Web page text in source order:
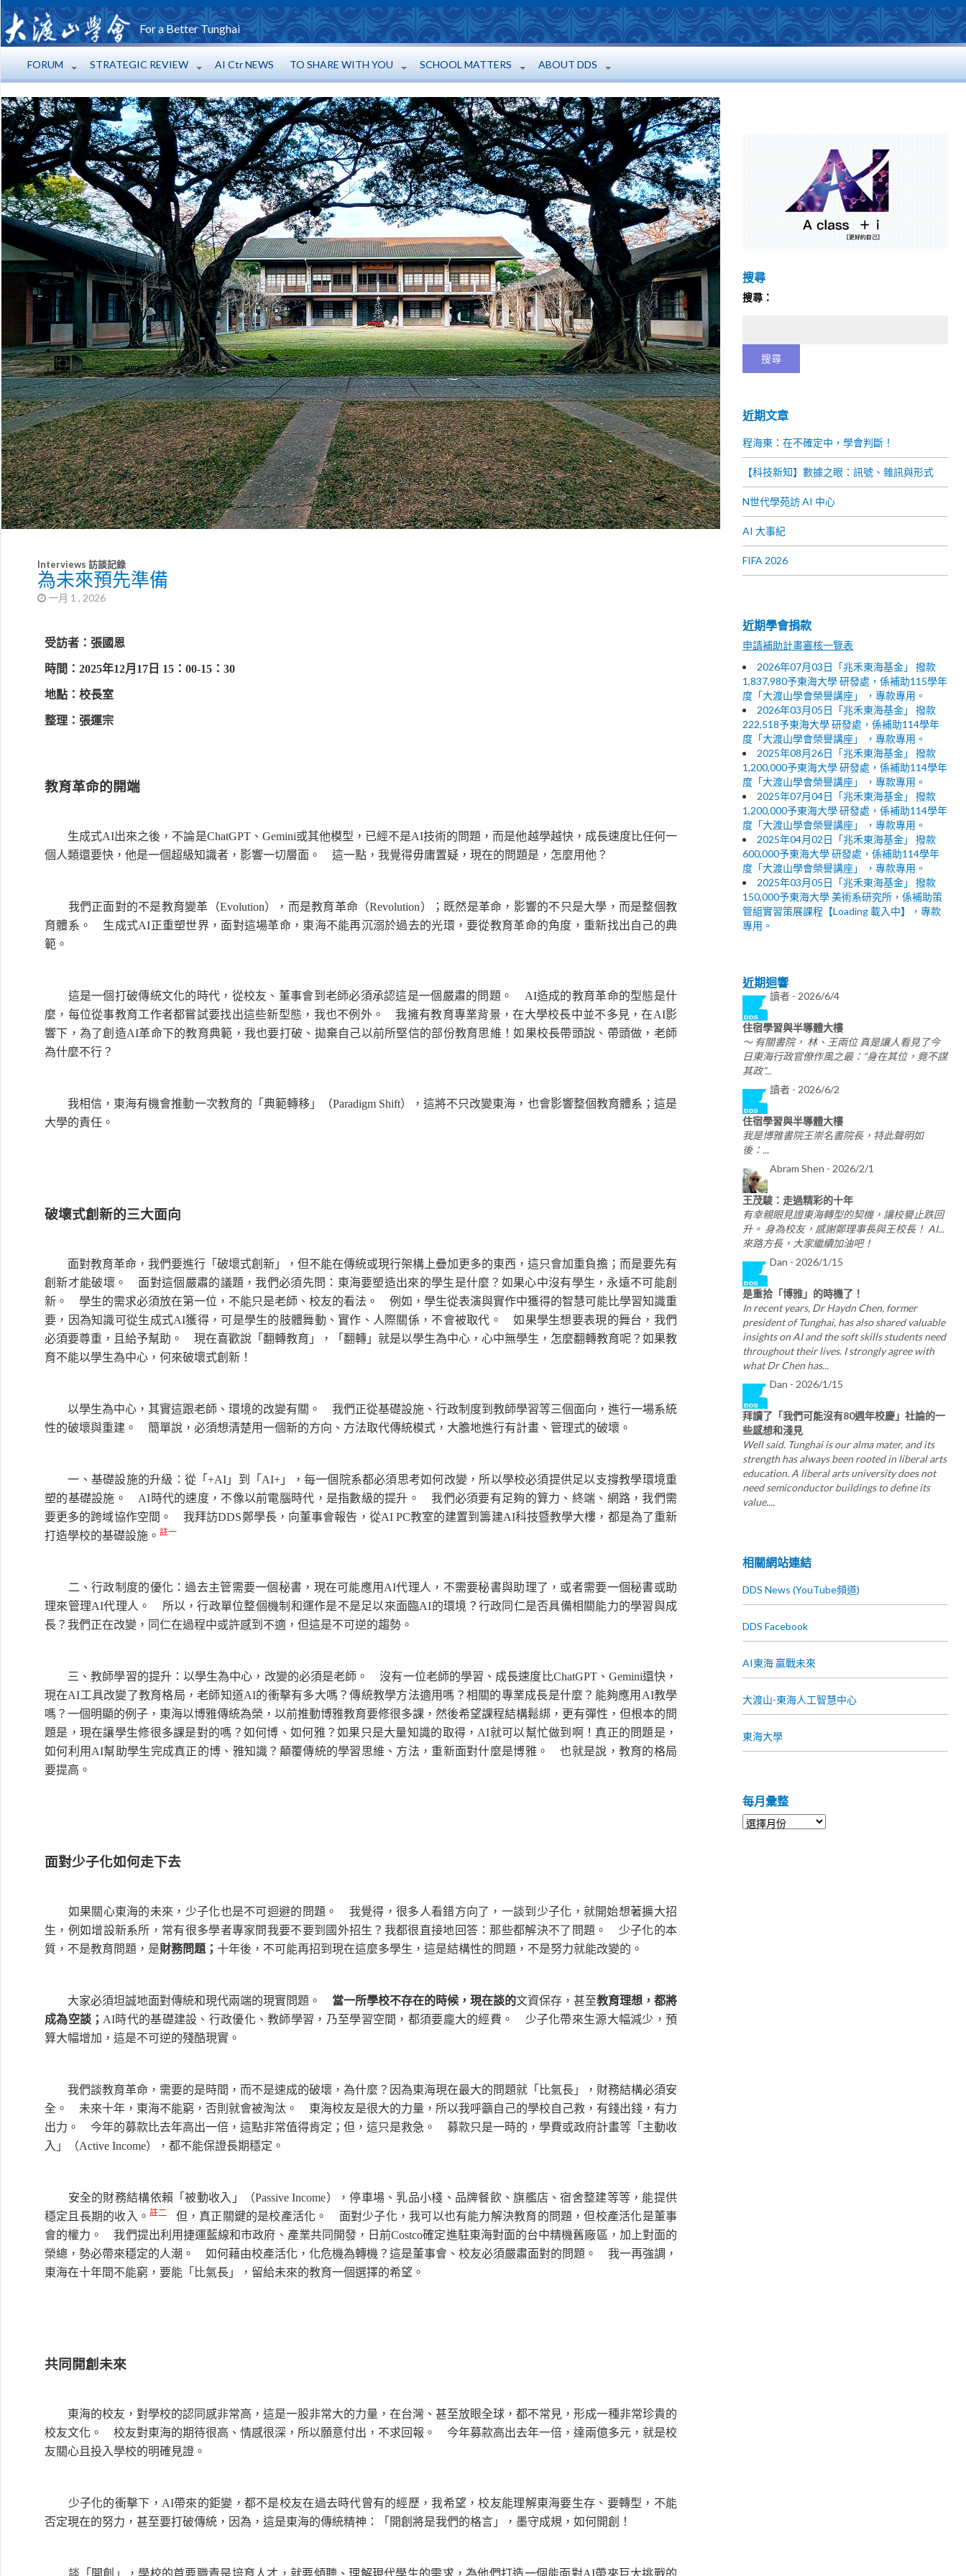
For a Better Tunghai
FORUM STRATEGIC REVIEW AI Ctr NEWS TO SHARE WITH YOU SCHOOL MATTERS ABOUT DDS
Interviews 訪談記錄
為未來預先準備
一月 1 , 2026
受訪者：張國恩
時間：2025年12月17日 15：00-15：30
地點：校長室
整理：張運宗
教育革命的開端
生成式AI出來之後，不論是ChatGPT、Gemini或其他模型，已經不是AI技術的問題，而是他越學越快，成長速度比任何一
個人類還要快，他是一個超級知識者，影響一切層面。 這一點，我覺得毋庸置疑，現在的問題是，怎麼用他？
我們正面對的不是教育變革（Evolution），而是教育革命（Revolution）；既然是革命，影響的不只是大學，而是整個教
育體系。 生成式AI正重塑世界，面對這場革命，東海不能再沉溺於過去的光環，要從教育革命的角度，重新找出自己的典
範。
這是一個打破傳統文化的時代，從校友、董事會到老師必須承認這是一個嚴肅的問題。 AI造成的教育革命的型態是什
麼，每位從事教育工作者都嘗試要找出這些新型態，我也不例外。 我擁有教育專業背景，在大學校長中並不多見，在AI影
響下，為了創造AI革命下的教育典範，我也要打破、拋棄自己以前所堅信的部份教育思維！如果校長帶頭說、帶頭做，老師
為什麼不行？
我相信，東海有機會推動一次教育的「典範轉移」（Paradigm Shift），這將不只改變東海，也會影響整個教育體系；這是
大學的責任。
破壞式創新的三大面向
面對教育革命，我們要進行「破壞式創新」，但不能在傳統或現行架構上疊加更多的東西，這只會加重負擔；而是要先有
創新才能破壞。 面對這個嚴肅的議題，我們必須先問：東海要塑造出來的學生是什麼？如果心中沒有學生，永遠不可能創
新。 學生的需求必須放在第一位，不能只是老師、校友的看法。 例如，學生從表演與實作中獲得的智慧可能比學習知識重
要，因為知識可從生成式AI獲得，可是學生的肢體舞動、實作、人際關係，不會被取代。 如果學生想要表現的舞台，我們
必須要尊重，且給予幫助。 現在喜歡說「翻轉教育」，「翻轉」就是以學生為中心，心中無學生，怎麼翻轉教育呢？如果教
育不能以學生為中心，何來破壞式創新！
以學生為中心，其實這跟老師、環境的改變有關。 我們正從基礎設施、行政制度到教師學習等三個面向，進行一場系統
性的破壞與重建。 簡單說，必須想清楚用一個新的方向、方法取代傳統模式，大膽地進行有計畫、管理式的破壞。
一、基礎設施的升級：從「+AI」到「AI+」，每一個院系都必須思考如何改變，所以學校必須提供足以支撐教學環境重
塑的基礎設施。 AI時代的速度，不像以前電腦時代，是指數級的提升。 我們必須要有足夠的算力、終端、網路，我們需
要更多的跨域協作空間。 我拜訪DDS鄭學長，向董事會報告，從AI PC教室的建置到籌建AI科技暨教學大樓，都是為了重新
打造學校的基礎設施。 註一
二、行政制度的優化：過去主管需要一個秘書，現在可能應用AI代理人，不需要秘書與助理了，或者需要一個秘書或助
理來管理AI代理人。 所以，行政單位整個機制和運作是不是足以來面臨AI的環境？行政同仁是否具備相關能力的學習與成
長？我們正在改變，同仁在過程中或許感到不適，但這是不可逆的趨勢。
三、教師學習的提升：以學生為中心，改變的必須是老師。 沒有一位老師的學習、成長速度比ChatGPT、Gemini還快，
現在AI工具改變了教育格局，老師知道AI的衝擊有多大嗎？傳統教學方法適用嗎？相關的專業成長是什麼？能夠應用AI教學
嗎？一個明顯的例子，東海以博雅傳統為榮，以前推動博雅教育要修很多課，然後希望課程結構鬆綁，更有彈性，但根本的問
題是，現在讓學生修很多課是對的嗎？如何博、如何雅？如果只是大量知識的取得，AI就可以幫忙做到啊！真正的問題是，
如何利用AI幫助學生完成真正的博、雅知識？顛覆傳統的學習思維、方法，重新面對什麼是博雅。 也就是說，教育的格局
要提高。
面對少子化如何走下去
如果關心東海的未來，少子化也是不可迴避的問題。 我覺得，很多人看錯方向了，一談到少子化，就開始想著擴大招
生，例如增設新系所，常有很多學者專家問我要不要到國外招生？我都很直接地回答：那些都解決不了問題。 少子化的本
質，不是教育問題，是財務問題； 十年後，不可能再招到現在這麼多學生，這是結構性的問題，不是努力就能改變的。
大家必須坦誠地面對傳統和現代兩端的現實問題。 當一所學校不存在的時候，現在談的文資保存，甚至教育理想，都將
成為空談； AI時代的基礎建設、行政優化、教師學習，乃至學習空間，都須要龐大的經費。 少子化帶來生源大幅減少，預
算大幅增加，這是不可逆的殘酷現實。
我們談教育革命，需要的是時間，而不是速成的破壞，為什麼？因為東海現在最大的問題就「比氣長」，財務結構必須安
全。 未來十年，東海不能窮，否則就會被淘汰。 東海校友是很大的力量，所以我呼籲自己的學校自己救，有錢出錢，有力
出力。 今年的募款比去年高出一倍，這點非常值得肯定；但，這只是救急。 募款只是一時的，學費或政府計畫等「主動收
入」（Active Income），都不能保證長期穩定。
安全的財務結構依賴「被動收入」（Passive Income），停車場、乳品小棧、品牌餐飲、旗艦店、宿舍整建等等，能提供
穩定且長期的收入。 註二
但，真正關鍵的是校產活化。 面對少子化，我可以也有能力解決教育的問題，但校產活化是董事
會的權力。 我們提出利用捷運藍線和市政府、產業共同開發，日前Costco確定進駐東海對面的台中精機舊廠區，加上對面的
榮總，勢必帶來穩定的人潮。 如何藉由校產活化，化危機為轉機？這是董事會、校友必須嚴肅面對的問題。 我一再強調，
東海在十年間不能窮，要能「比氣長」，留給未來的教育一個選擇的希望。
共同開創未來
東海的校友，對學校的認同感非常高，這是一股非常大的力量，在台灣、甚至放眼全球，都不常見，形成一種非常珍貴的
校友文化。 校友對東海的期待很高、情感很深，所以願意付出，不求回報。 今年募款高出去年一倍，達兩億多元，就是校
友關心且投入學校的明確見證。
少子化的衝擊下，AI帶來的鉅變，都不是校友在過去時代曾有的經歷，我希望，校友能理解東海要生存、要轉型，不能
否定現在的努力，甚至要打破傳統，因為，這是東海的傳統精神：「開創將是我們的格言」，墨守成規，如何開創！
談「開創」，學校的首要職責是培育人才，就要傾聽、理解現代學生的需求，為他們打造一個能面對AI帶來巨大挑戰的
搜尋
搜尋：
近期文章
程海東：在不確定中，學會判斷！
【科技新知】數據之眼：訊號、雜訊與形式
N世代學苑訪 AI 中心
AI 大事紀
FIFA 2026
近期學會捐款
申請補助計畫審核一覽表
2026年07月03日「兆禾東海基金」 撥款
1,837,980予東海大學 研發處，係補助115學年
度「大渡山學會榮譽講座」 ，專款專用。
2026年03月05日「兆禾東海基金」 撥款
222,518予東海大學 研發處，係補助114學年
度「大渡山學會榮譽講座」 ，專款專用。
2025年08月26日「兆禾東海基金」 撥款
1,200,000予東海大學 研發處，係補助114學年
度「大渡山學會榮譽講座」 ，專款專用。
2025年07月04日「兆禾東海基金」 撥款
1,200,000予東海大學 研發處，係補助114學年
度「大渡山學會榮譽講座」 ，專款專用。
2025年04月02日「兆禾東海基金」 撥款
600,000予東海大學 研發處，係補助114學年
度「大渡山學會榮譽講座」 ，專款專用。
2025年03月05日「兆禾東海基金」 撥款
150,000予東海大學 美術系研究所，係補助策
管組實習策展課程【Loading 載入中】，專款
專用。
近期迴響
讀者 - 2026/6/4
住宿學習與半導體大樓
～ 有關書院， 林、王兩位 真是讓人看見了今
日東海行政官僚作風之最：“身在其位，竟不謀
其政”...
讀者 - 2026/6/2
住宿學習與半導體大樓
我是博雅書院王崇名書院長，特此聲明如
後：...
Abram Shen - 2026/2/1
王茂駿：走過精彩的十年
有幸親眼見證東海轉型的契機，讓校譽止跌回
升。 身為校友，感謝鄭理事長與王校長！ AI...
來路方長，大家繼續加油吧！
Dan - 2026/1/15
是重拾「博雅」的時機了！
In recent years, Dr Haydn Chen, former
president of Tunghai, has also shared valuable
insights on AI and the soft skills students need
throughout their lives. I strongly agree with
what Dr Chen has...
Dan - 2026/1/15
拜讀了「我們可能沒有80週年校慶」社論的⼀
些感想和淺⾒
Well said. Tunghai is our alma mater, and its
strength has always been rooted in liberal arts
education. A liberal arts university does not
need semiconductor buildings to define its
value....
相關網站連結
DDS News (YouTube頻道)
DDS Facebook
AI東海 贏戰未來
大渡山-東海人工智慧中心
東海大學
每月彙整